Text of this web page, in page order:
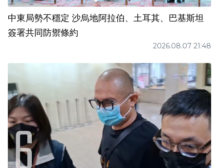
中東局勢不穩定 沙烏地阿拉伯、土耳其、巴基斯坦
簽署共同防禦條約
2026.08.07 21:48